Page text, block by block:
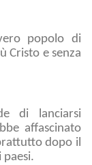
popolo di
Cristo e senza
di lanciarsi
affascinato
dopo il